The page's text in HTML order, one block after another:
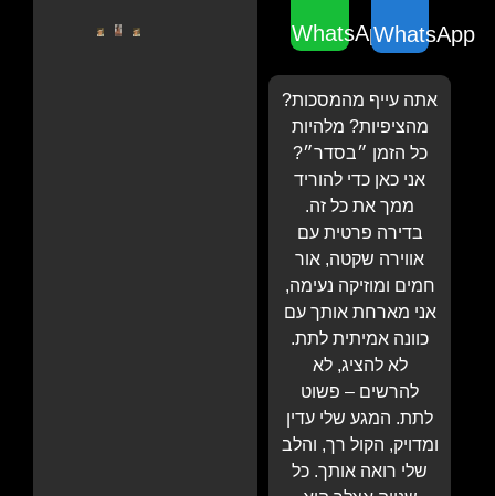
WhatsAppWhatsApp
אתה עייף מהמסכות?
מהציפיות? מלהיות
כל הזמן ״בסדר״?
אני כאן כדי להוריד
ממך את כל זה.
בדירה פרטית עם
אווירה שקטה, אור
חמים ומוזיקה נעימה,
אני מארחת אותך עם
כוונה אמיתית לתת.
לא להציג, לא
להרשים – פשוט
לתת. המגע שלי עדין
ומדויק, הקול רך, והלב
שלי רואה אותך. כל